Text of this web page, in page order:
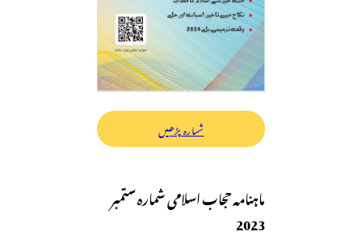
شمارہ پڑھیں
ماہنامہ حجاب اسلامی شمارہ ستمبر
2023